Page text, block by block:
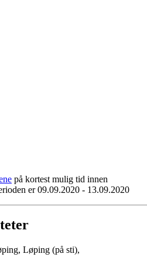
på kortest mulig tid innen
er 09.09.2020 - 13.09.2020
Løping (på sti),